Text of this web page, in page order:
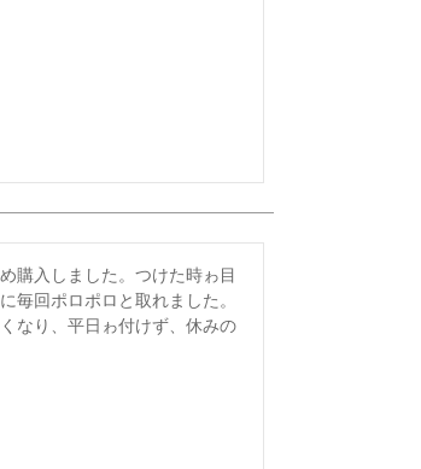
購入しました。つけた時ゎ目
毎回ポロポロと取れました。
なり、平日ゎ付けず、休みの